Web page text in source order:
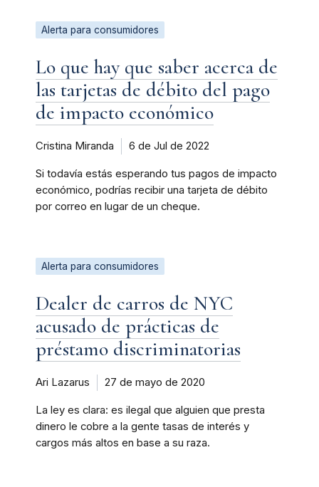
Alerta para consumidores
Lo que hay que saber acerca de
las tarjetas de débito del pago
de impacto económico
Cristina Miranda 6 de Jul de 2022
Si todavía estás esperando tus pagos de impacto
económico, podrías recibir una tarjeta de débito
por correo en lugar de un cheque.
Alerta para consumidores
Dealer de carros de NYC
acusado de prácticas de
préstamo discriminatorias
Ari Lazarus 27 de mayo de 2020
La ley es clara: es ilegal que alguien que presta
dinero le cobre a la gente tasas de interés y
cargos más altos en base a su raza.